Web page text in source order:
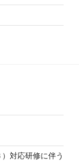
対応研修に伴う